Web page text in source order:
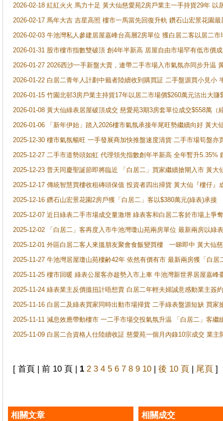
2026-02-18 紅紅火火 馬力十足 黃大仙慈愛苑2房戶業主一手持貨29年 以
2026-02-17 馬年大吉 吉星高照 樓市一馬當先回復升軌 鑽石山宏景花園
2026-02-03 牛池灣私人參建居屋嘉峰台高層2房單位 獲白居二客以居二市
2026-01-31 股市樓市指數雙破頂 創4年半新高 居屋自由市場罕有低市價
2026-01-27 2026西沙一手新盤大賣，連帶二手市場入市氣氛亦同步升温
2026-01-22 白居二青年人計劃中籤者陸續收到購買証 二手盤源買小見小
2026-01-15 竹園北邨3房戶業主持貨17年以居二市場價$260萬元沽出大賺
2026-01-08 黃大仙綠表居屋破頂成交 慈愛苑3期3房套單位成交$558萬（
2026-01-06 「新年伊始」踏入2026樓市氣氛承接年尾旺勢繼續向好 黃
2025-12-30 樓市氣氛暢旺 一手發展商加快推盤速度清貨 二手市場筍盤
2025-12-27 二手市道勢頭如虹 代理領先指數創年半新高 全年暫升5.35%
2025-12-23 普天同慶聖誕節即將臨近 「白居二」買家繼續搶閘入市 黃
2025-12-17 傳統智慧買樓收租磚頭保值 投資者四出掃貨 黃大仙『樓仔
2025-12-16 鑽石山宏景花園2房戶獲「白居二」客以$380萬元(綠表)承接
2025-12-07 近日綠表二手市場成交量激增 綠表客和白居二客於市場上
2025-12-02 「白居二」客再度入市牛池灣瓊山苑兩房單位 最新兩房以綠
2025-12-01 外區白居二客人來搵朋友聚會食飯變買樓 一睇即中 黃大仙
2025-11-27 牛池灣居屋瓊山苑樓齢42年 依然有價有市 最新兩房獲「白居
2025-11-25 樓市回暖 綠表公屋客亦趁勢入市上車 牛池灣新世界居屋嘉峰
2025-11-24 綠表業主反價搵扭計唔想賣 白居二年輕夫婦誠意感動業主簽
2025-11-16 白居二及綠表買家同時出動市場掃貨 二手綠表盤源短缺 買
2025-11-11 減息效應帶動樓市 一二手市場交投氣氛升温 「白居二」客
2025-11-09 白居二合資格人仕陸續收証 慈愛苑一個月內錄10宗成交 業
[ 首頁 | 前 10 頁 | 1 2 3 4 5 6 7 8 9 10 | 後 10 頁 | 尾頁 ]
相關文章 相關成交